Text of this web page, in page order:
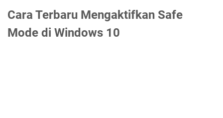
Cara Terbaru Mengaktifkan Safe
Mode di Windows 10